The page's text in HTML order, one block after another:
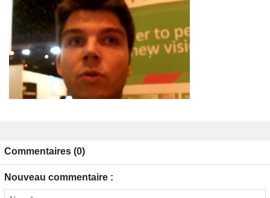
Commentaires (0)
Nouveau commentaire :